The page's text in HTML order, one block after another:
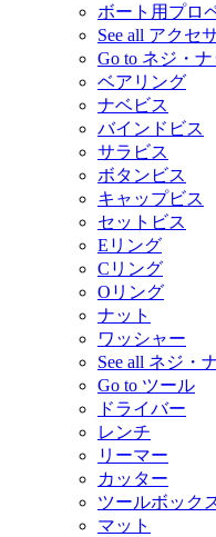
ボート用プロ
See all アクセ
Go to ネジ・ナ
ベアリング
ナベビス
バインドビス
サラビス
ボタンビス
キャップビス
セットビス
Eリング
Cリング
Oリング
ナット
ワッシャー
See all ネジ・
Go to ツール
ドライバー
レンチ
リーマー
カッター
ツールボック
マット